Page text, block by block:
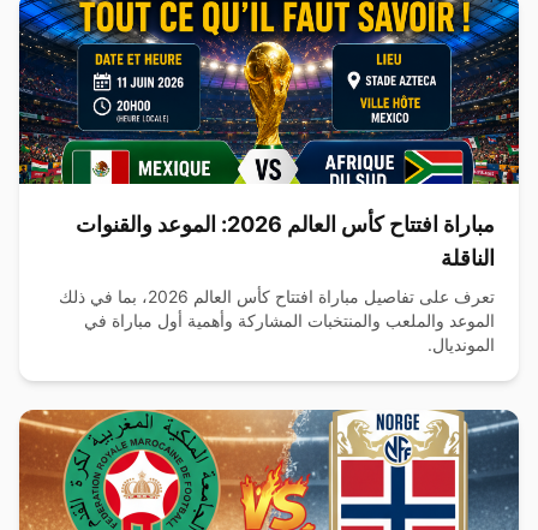
مباراة افتتاح كأس العالم 2026: الموعد والقنوات
الناقلة
تعرف على تفاصيل مباراة افتتاح كأس العالم 2026، بما في ذلك
الموعد والملعب والمنتخبات المشاركة وأهمية أول مباراة في
المونديال.